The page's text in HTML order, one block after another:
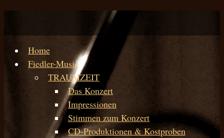
Home
Fiedler-Music
TRAUMZEIT
Das Konzert
Impressionen
Stimmen zum Konzert
CD-Produktionen & Kostproben